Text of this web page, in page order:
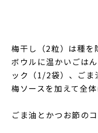
梅干し（2粒）は種を
ボウルに温かいごは
ック（1/2袋）、ごま
梅ソースを加えて全体
ごま油とかつお節の